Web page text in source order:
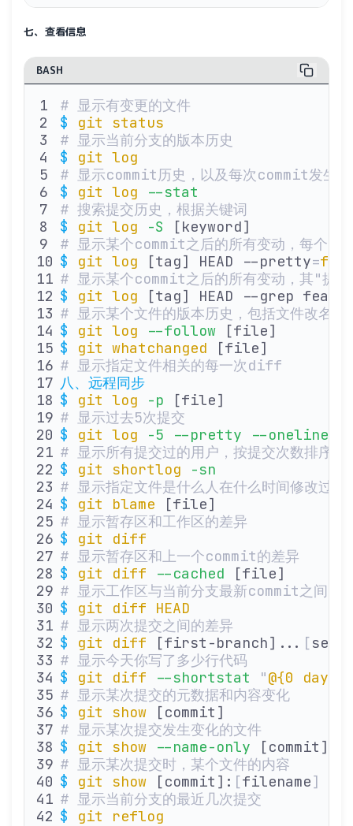
七、查看信息
BASH
# 显示有变更的文件
$ git status
# 显示当前分支的版本历史
$ git log
# 显示commit历史，以及每次commit发生变
$ git log --stat
# 搜索提交历史，根据关键词
$ git log -S [keyword]
# 显示某个commit之后的所有变动，每个
$ git log [tag] HEAD --pretty=
# 显示某个commit之后的所有变动，其"提
$ git log [tag] HEAD --grep
# 显示某个文件的版本历史，包括文件改名
$ git log --follow [file]
$ git whatchanged [file]
# 显示指定文件相关的每一次diff
八、远程同步
$ git log -p [file]
# 显示过去5次提交
$ git log -5 --pretty --oneline
# 显示所有提交过的用户，按提交次数排序
$ git shortlog -sn
# 显示指定文件是什么人在什么时间修改过
$ git blame [file]
# 显示暂存区和工作区的差异
$ git diff
# 显示暂存区和上一个commit的差异
$ git diff --cached [file]
# 显示工作区与当前分支最新commit之间的
$ git diff HEAD
# 显示两次提交之间的差异
$ git diff [first-branch]... [
# 显示今天你写了多少行代码
$ git diff --shortstat "@{0 day
# 显示某次提交的元数据和内容变化
$ git show [commit]
# 显示某次提交发生变化的文件
$ git show --name-only [commit]
# 显示某次提交时，某个文件的内容
$ git show [commit]: [filename]
# 显示当前分支的最近几次提交
$ git reflog